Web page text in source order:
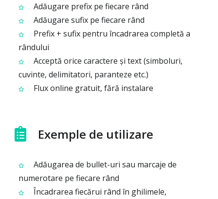
Adăugare prefix pe fiecare rând
Adăugare sufix pe fiecare rând
Prefix + sufix pentru încadrarea completă a
rândului
Acceptă orice caractere și text (simboluri,
cuvinte, delimitatori, paranteze etc.)
Flux online gratuit, fără instalare
Exemple de utilizare
Adăugarea de bullet-uri sau marcaje de
numerotare pe fiecare rând
Încadrarea fiecărui rând în ghilimele,